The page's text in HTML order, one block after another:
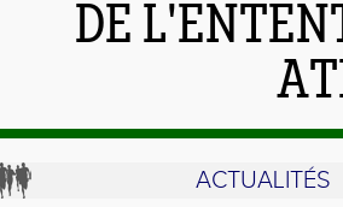
DE
ACTUALITÉS